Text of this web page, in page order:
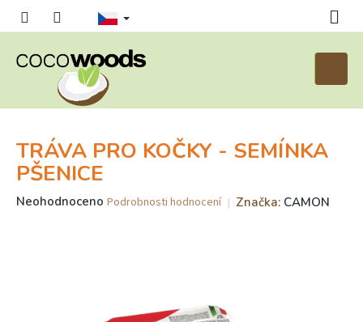
košík
TRÁVA PRO KOČKY - SEMÍNKA
PŠENICE
Průměrné
Neohodnoceno Podrobnosti hodnocení Značka: CAMON